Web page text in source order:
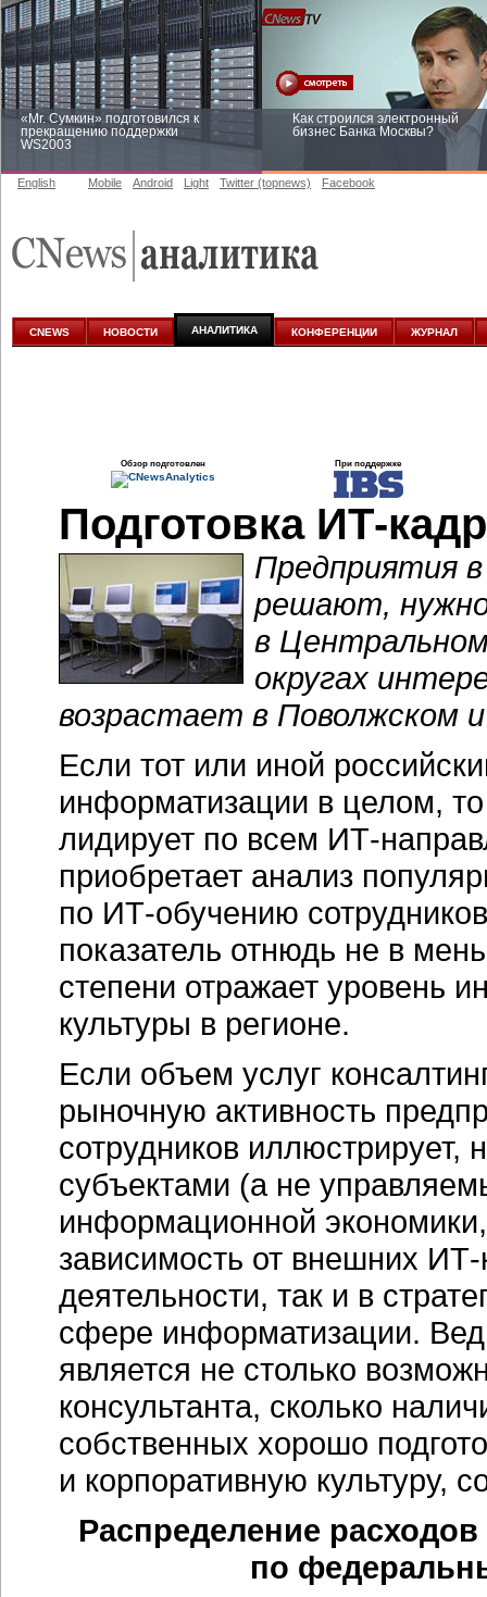
«Mr. Сумкин» подготовился к
прекращению поддержки
WS2003
Как строился электронный
бизнес Банка Москвы?
аналитике
English Mobile Android Light Twitter (topnews) Facebook
CNEWS НОВОСТИ АНАЛИТИКА КОНФЕРЕНЦИИ ЖУРНАЛ
Обзор подготовлен При поддержке
Подготовка ИТ-
Предприятия
решают,
в
округах
возрастает в Поволжском
Если тот или иной
информатизации в целом,
лидирует по всем ИТ-
приобретает анализ
по ИТ-обучению
показатель отнюдь не в
степени отражает уровень
культуры в регионе.
Если объем услуг
рыночную активность
сотрудников иллюстрирует,
субъектами (а не
информационной
зависимость от внешних ИТ-
деятельности, так и в
сфере информатизации.
является не столько
консультанта, сколько
собственных хорошо
и корпоративную культуру,
Распределение расходов
по